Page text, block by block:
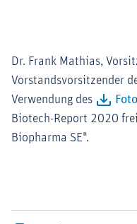
Dr. Frank Mathias,
Vorstandsvorsitzender
Verwendung des
Biotech-Report 2020
Biopharma SE".